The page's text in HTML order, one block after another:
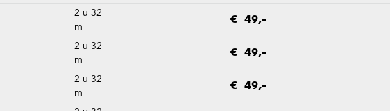
2 u 32
m
€ 49,-
2 u 32
m
€ 49,-
2 u 32
m
€ 49,-